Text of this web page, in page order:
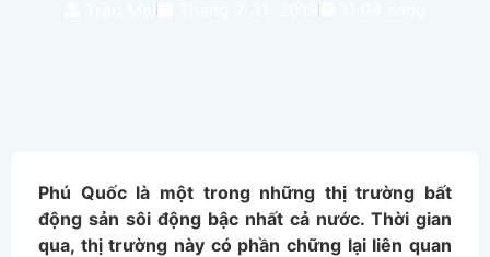
Phú Quốc là một trong những thị trường bất
động sản sôi động bậc nhất cả nước. Thời gian
qua, thị trường này có phần chững lại liên quan